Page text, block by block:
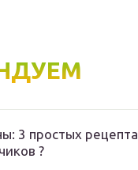
3 простых рецепта
?